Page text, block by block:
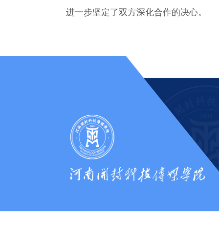
进一步坚定了双方深化合作的决心。